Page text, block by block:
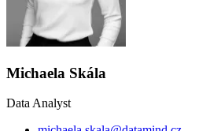
Michaela Skála
Data Analyst